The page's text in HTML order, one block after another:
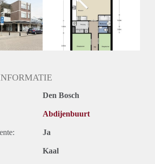
Bruto
Den Bosch
Abdijenbuurt
Ja
Kaal